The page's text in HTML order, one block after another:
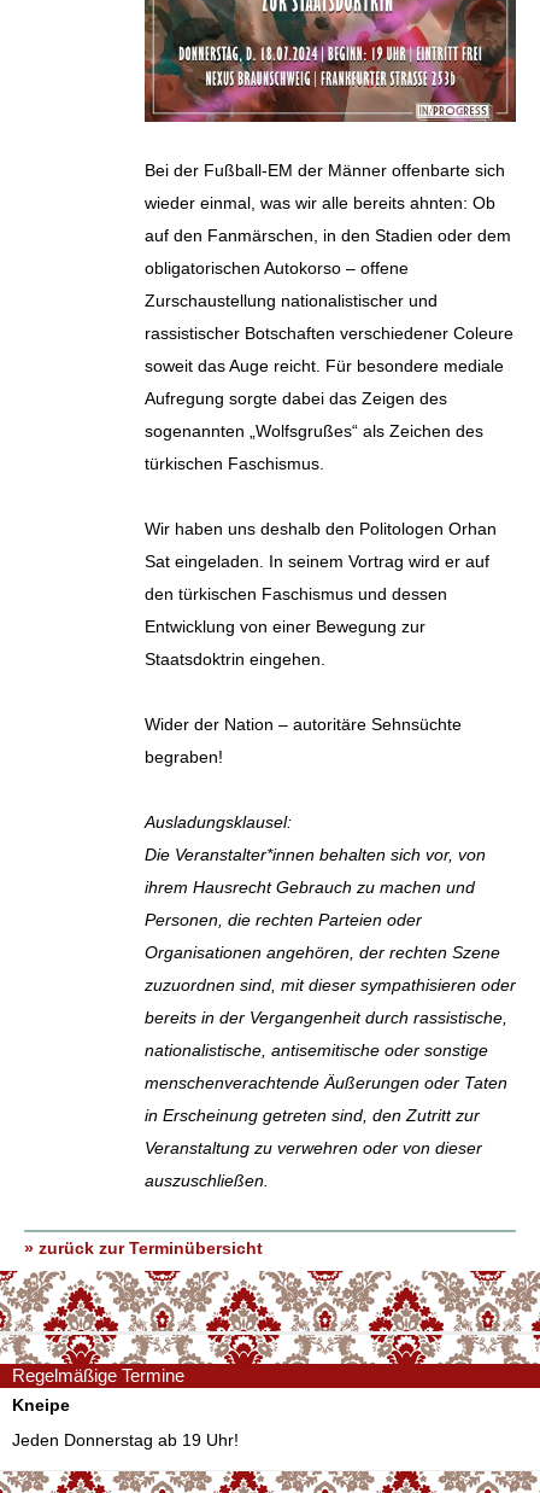
Bei der Fußball-EM der Männer offenbarte sich
wieder einmal, was wir alle bereits ahnten: Ob
auf den Fanmärschen, in den Stadien oder dem
obligatorischen Autokorso – offene
Zurschaustellung nationalistischer und
rassistischer Botschaften verschiedener Coleure
soweit das Auge reicht. Für besondere mediale
Aufregung sorgte dabei das Zeigen des
sogenannten „Wolfsgrußes“ als Zeichen des
türkischen Faschismus.
Wir haben uns deshalb den Politologen Orhan
Sat eingeladen. In seinem Vortrag wird er auf
den türkischen Faschismus und dessen
Entwicklung von einer Bewegung zur
Staatsdoktrin eingehen.
Wider der Nation – autoritäre Sehnsüchte
begraben!
Ausladungsklausel:
Die Veranstalter*innen behalten sich vor, von
ihrem Hausrecht Gebrauch zu machen und
Personen, die rechten Parteien oder
Organisationen angehören, der rechten Szene
zuzuordnen sind, mit dieser sympathisieren oder
bereits in der Vergangenheit durch rassistische,
nationalistische, antisemitische oder sonstige
menschenverachtende Äußerungen oder Taten
in Erscheinung getreten sind, den Zutritt zur
Veranstaltung zu verwehren oder von dieser
auszuschließen.
» zurück zur Terminübersicht
Regelmäßige Termine
Kneipe
Jeden Donnerstag ab 19 Uhr!